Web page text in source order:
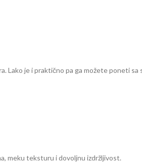
Lako je i praktično pa ga možete poneti sa
meku teksturu i dovoljnu izdržljivost.